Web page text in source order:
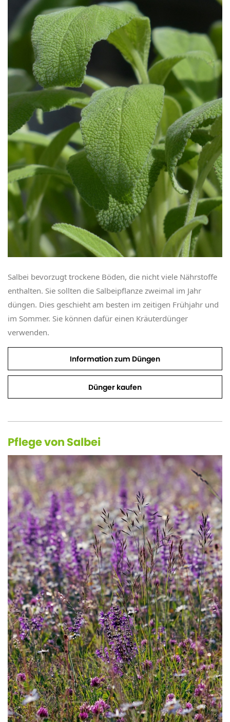
Salbei bevorzugt trockene Böden, die nicht viele Nährstoffe
enthalten. Sie sollten die Salbeipflanze zweimal im Jahr
düngen. Dies geschieht am besten im zeitigen Frühjahr und
im Sommer. Sie können dafür einen Kräuterdünger
verwenden.
Information zum Düngen
Dünger kaufen
Pflege von Salbei